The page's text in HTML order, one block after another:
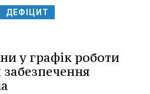
ДЕФІЦИТ
у графік роботи
забезпечення